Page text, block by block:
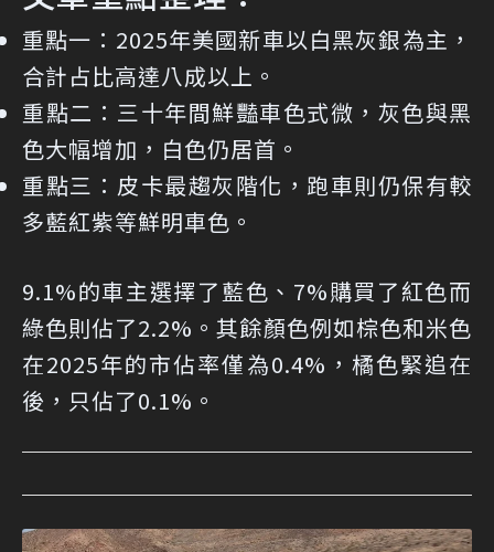
重點一： 2025年美國新車以白黑灰銀為主，
合計占比高達八成以上。
重點二： 三十年間鮮豔車色式微，灰色與黑
色大幅增加，白色仍居首。
重點三： 皮卡最趨灰階化，跑車則仍保有較
多藍紅紫等鮮明車色。
9.1%的車主選擇了藍色、7%購買了紅色而
綠色則佔了2.2%。其餘顏色例如棕色和米色
在2025年的市佔率僅為0.4%，橘色緊追在
後，只佔了0.1%。